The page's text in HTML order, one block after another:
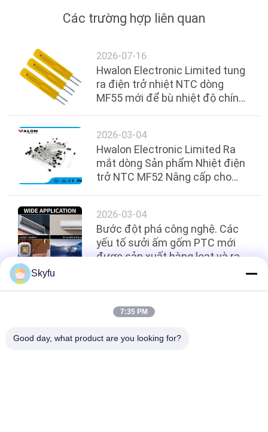
Các trường hợp liên quan
2026-07-16
Hwalon Electronic Limited tung
ra điện trở nhiệt NTC dòng
MF55 mới để bù nhiệt độ chính
2026-03-04
Hwalon Electronic Limited Ra
mắt dòng Sản phẩm Nhiệt điện
trở NTC MF52 Nâng cấp cho
2026-03-04
Bước đột phá công nghệ. Các
yếu tố sưởi ấm gốm PTC mới
được sản xuất hàng loạt và ra
mắt, định hình lại ngành quản lý
Hàng đầu
Skyfu
7:35 PM
Good day, what product are you looking for?